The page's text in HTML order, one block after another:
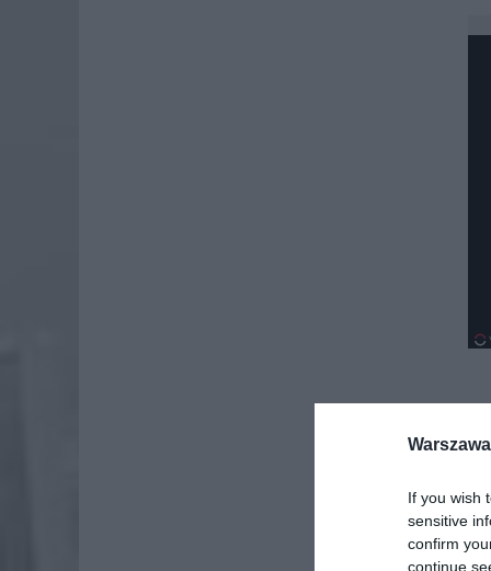
If you wish
sensitive
confirm
continue